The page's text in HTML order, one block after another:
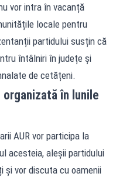
vor intra în vacanță
locale pentru
partidului susțin că
întâlniri în județe și
de cetățeni.
organizată în lunile
AUR vor participa la
acesteia, aleșii partidului
și vor discuta cu oamenii